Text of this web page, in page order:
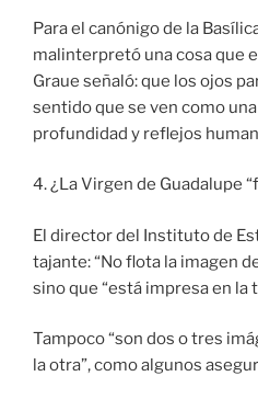
Para el canónigo de la
malinterpretó una cosa que
Graue señaló: que los ojos
sentido que se ven como
profundidad y reflejos
4. ¿La Virgen de Guadalupe
El director del Instituto de
tajante: “No flota la imagen
sino que “está impresa en la
Tampoco “son dos o tres
la otra”, como algunos